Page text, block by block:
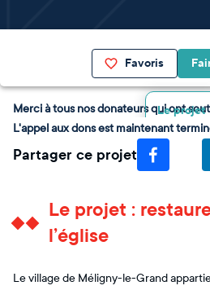
Favoris
Le projet
Merci à tous nos donateurs qui ont
L'appel aux dons est maintenant
Partager ce projet
Le projet :
l’église
Le village de Méligny-le-Grand